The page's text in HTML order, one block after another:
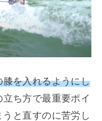
膝を入れるようにし
ち方で最重要ポイ
と直すのに苦労し